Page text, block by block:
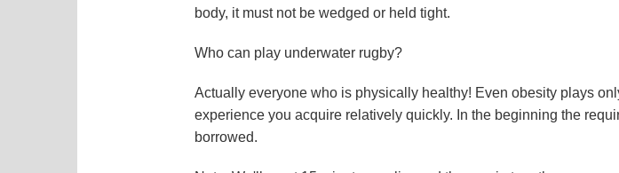
body, it must not be wedged or held tight.
Who can play underwater rugby?
Actually everyone who is physically healthy! Even obesity plays
experience you acquire relatively quickly. In the beginning the
borrowed.